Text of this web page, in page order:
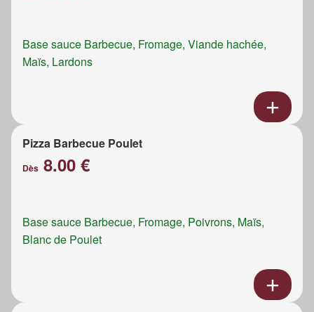
Base sauce Barbecue, Fromage, Viande hachée,
Maïs, Lardons
Pizza Barbecue Poulet
Dès 8.00 €
Base sauce Barbecue, Fromage, Poivrons, Maïs,
Blanc de Poulet